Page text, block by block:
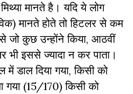
मानते है। यदि ये लोग
मानते होते तो हिटलर से कम
कुछ उन्होंने किया, आठवीं
भी इससे ज्यादा न कर पाता।
डाल दिया गया, किसी को
गया (15/170) किसी को